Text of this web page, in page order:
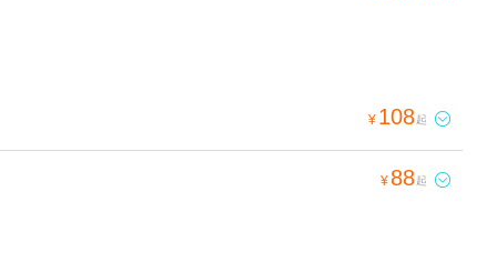
¥ 108起 
¥ 88起 